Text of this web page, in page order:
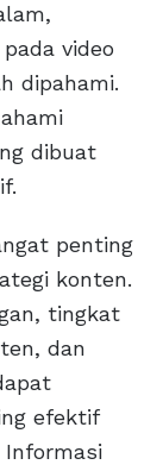
video
dipahami.
dibuat
penting
konten.
tingkat
dan
efektif
Informasi